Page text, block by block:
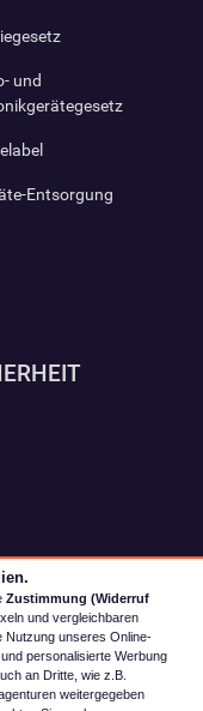
und
Entsorgung
Zustimmung (Widerruf
und vergleichbaren
Nutzung unseres Online-
personalisierte Werbung
an Dritte, wie z.B.
weitergegeben